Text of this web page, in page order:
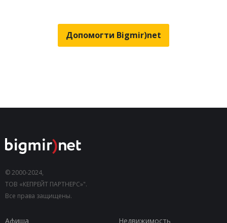
Допомогти Bigmir)net
© 2000-2024,
ТОВ «КЕПРЕЙТ ПАРТНЕРС»".
Все права защищены.
Афиша
Недвижимость